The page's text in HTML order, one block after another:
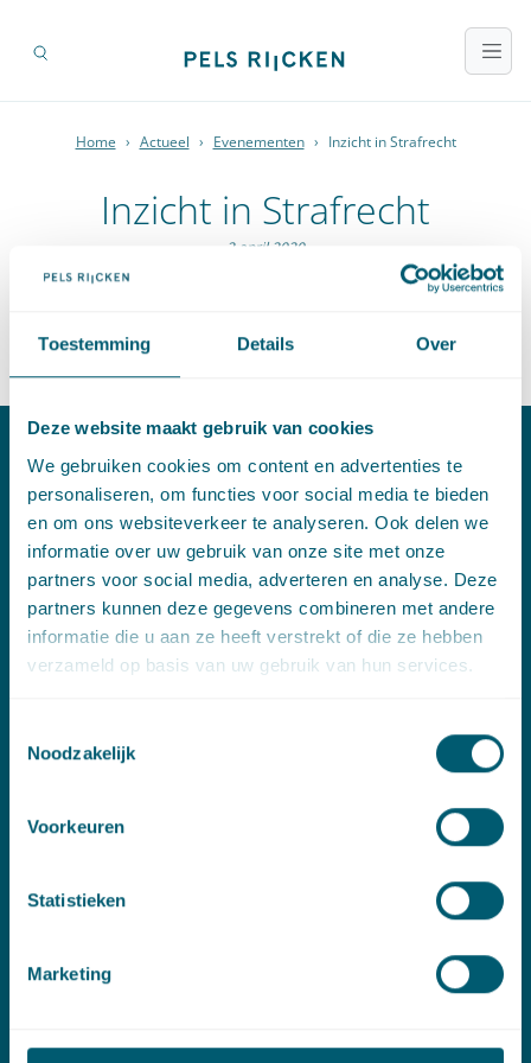
Toestemming Details Over
Deze website maakt gebruik van cookies
We gebruiken cookies om content en advertenties te
personaliseren, om functies voor social media te bieden
en om ons websiteverkeer te analyseren. Ook delen we
informatie over uw gebruik van onze site met onze
partners voor social media, adverteren en analyse. Deze
partners kunnen deze gegevens combineren met andere
informatie die u aan ze heeft verstrekt of die ze hebben
verzameld op basis van uw gebruik van hun services.
Noodzakelijk
Voorkeuren
Statistieken
Marketing
Home › Actueel › Evenementen › Inzicht in Strafrecht
Inzicht in Strafrecht
2 april 2020
Gezien de recente ontwikkelingen rondom het Coronavirus
stellen. Inzicht in Strafrecht op 2 april 2020 gaat dus niet door.
Contact
T:+31 70 515 3000
E:info@pelsrijcken.nl
Linkedin
kortgeding@pelsrijcken.nl
Adres